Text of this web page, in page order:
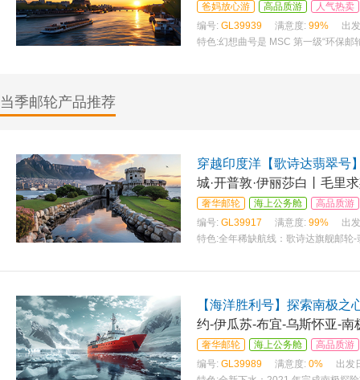
爸妈放心游 高品质游
人气热卖
编号: GL39939 满意度: 99%
出
特色:幻想曲号是 MSC 第一级“环保
当季邮轮产品推荐
穿越印度洋【歌诗达翡翠号
城·开普敦·伊丽莎白丨毛里
比）
奢华邮轮 海上公务舱
高品质游
编号: GL39917 满意度: 99%
出
特色:全年稀缺航线：歌诗达旗舰邮轮
【海洋胜利号】探索南极之
约-伊瓜苏-布宜-乌斯怀亚-南
奢华邮轮 海上公务舱
高品质游
编号: GL39989 满意度: 0%
出发